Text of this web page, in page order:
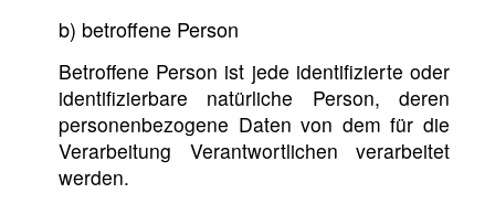
b) betroffene Person
Betroffene Person ist jede identifizierte oder
identifizierbare natürliche Person, deren
personenbezogene Daten von dem für die
Verarbeitung Verantwortlichen verarbeitet
werden.